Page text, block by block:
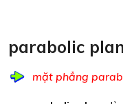
parabolic
mặt phẳng